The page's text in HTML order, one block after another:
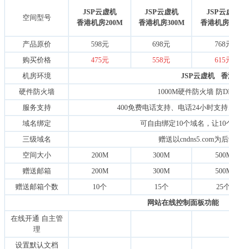
空间型号
JSP云虚机
香港机房200M
JSP云虚机
香港机房300M
JSP云
香港机
产品原价 598元 698元 768
购买价格 475元 558元 615
机房环境 JSP云虚机 香
硬件防火墙 1000M硬件防火墙 防
服务支持 400免费电话支持、电话24小时支
域名绑定 可自由绑定10个域名，让
三级域名 赠送以cndns5.com为
空间大小 200M 300M
赠送邮箱 200M 300M
赠送邮箱个数 10个 15个 25
网站在线控制面板功能
在线开通 自主管
理
设置默认文档